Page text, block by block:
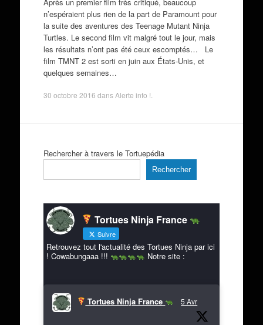
Après un premier film très critiqué, beaucoup
n’espéraient plus rien de la part de Paramount pour
la suite des aventures des Teenage Mutant Ninja
Turtles. Le second film vit malgré tout le jour, mais
les résultats n’ont pas été ceux escomptés… Le
film TMNT 2 est sorti en juin aux États-Unis, et
quelques semaines…
30 octobre 2016 dansAlerte info !
Rechercher à travers le Tortuepédia
Rechercher
Tortues Ninja France
Suivre
Retrouvez tout l'actualité des Tortues Ninja par ici
! Cowabungaaa !!!
Notre site :
Tortues Ninja France 5 Avr